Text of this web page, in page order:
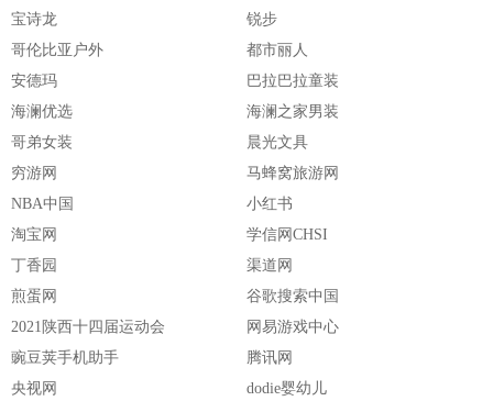
宝诗龙
锐步
哥伦比亚户外
都市丽人
安德玛
巴拉巴拉童装
海澜优选
海澜之家男装
哥弟女装
晨光文具
穷游网
马蜂窝旅游网
NBA中国
小红书
淘宝网
学信网CHSI
丁香园
渠道网
煎蛋网
谷歌搜索中国
2021陕西十四届运动会
网易游戏中心
豌豆荚手机助手
腾讯网
央视网
dodie婴幼儿